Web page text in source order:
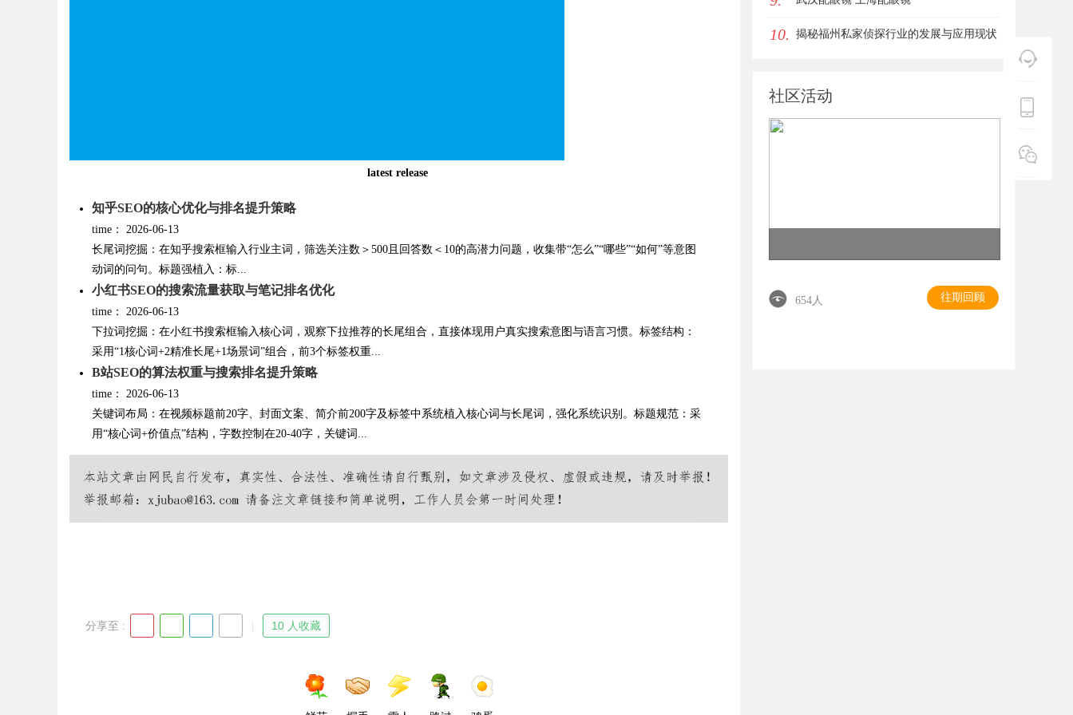
latest release
知乎SEO的核心优化与排名提升策略
time：
2026-06-13
长尾词挖掘：在知乎搜索框输入行业主词，筛选关注数＞500且回答数＜10的高潜力问题，收集带“怎么”“哪些”“如何”等意图
动词的问句。标题强植入：标...
小红书SEO的搜索流量获取与笔记排名优化
time：
2026-06-13
下拉词挖掘：在小红书搜索框输入核心词，观察下拉推荐的长尾组合，直接体现用户真实搜索意图与语言习惯。标签结构：
采用“1核心词+2精准长尾+1场景词”组合，前3个标签权重...
B站SEO的算法权重与搜索排名提升策略
time：
2026-06-13
关键词布局：在视频标题前20字、封面文案、简介前200字及标签中系统植入核心词与长尾词，强化系统识别。标题规范：采
用“核心词+价值点”结构，字数控制在20-40字，关键词...
分享至 : 10 人收藏
10. 揭秘福州私家侦探行业的发展与应用现状
社区活动
654人 往期回顾